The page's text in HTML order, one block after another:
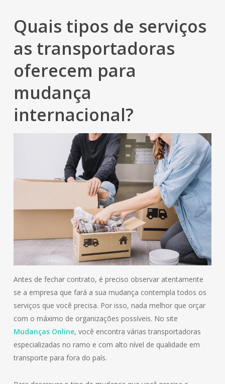
Quais tipos de serviços
as transportadoras
oferecem para
mudança
internacional?
Antes de fechar contrato, é preciso observar atentamente
se a empresa que fará a sua mudança contempla todos os
serviços que você precisa. Por isso, nada melhor que orçar
com o máximo de organizações possíveis. No site
Mudanças Online, você encontra várias transportadoras
especializadas no ramo e com alto nível de qualidade em
transporte para fora do país.